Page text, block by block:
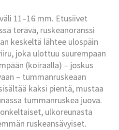
11–16 mm. Etusiivet
terävä, ruskeanoranssi
keskeltä lähtee ulospäin
joka ulottuu suurempaan
(koiraalla) – joskus
– tummanruskeaan
kaksi pientä, mustaa
tummanruskea juova.
ulkoreunasta
ruskeansävyiset.